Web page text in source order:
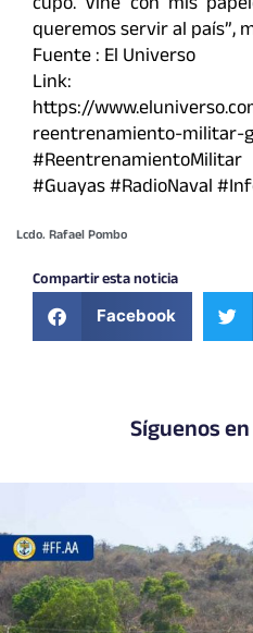
queremos servir al país”,
Fuente : El Universo
Link:
https://
reentrenamiento-militar-
#Guayas #RadioNaval
Lcdo. Rafael Pombo
Compartir esta noticia
Facebook
Síguenos